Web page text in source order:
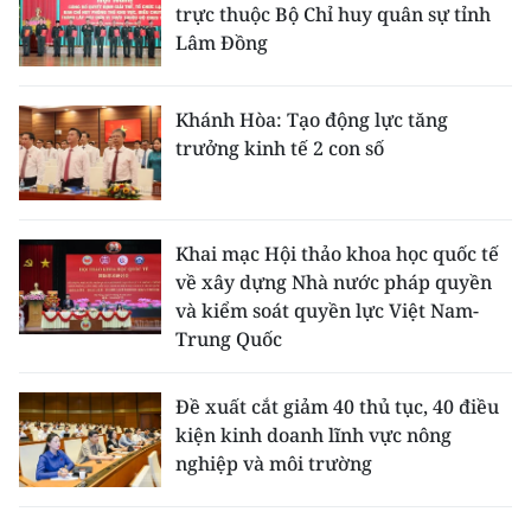
Media Du lịch
Media Thế giới
Media Thể thao
Media Giáo dục
Media Khoa học - Công nghệ
Media Môi trường
Infographic
trực thuộc Bộ Chỉ huy quân sự tỉnh
Lâm Đồng
Khánh Hòa: Tạo động lực tăng
trưởng kinh tế 2 con số
Khai mạc Hội thảo khoa học quốc tế
về xây dựng Nhà nước pháp quyền
và kiểm soát quyền lực Việt Nam-
Trung Quốc
Đề xuất cắt giảm 40 thủ tục, 40 điều
kiện kinh doanh lĩnh vực nông
nghiệp và môi trường